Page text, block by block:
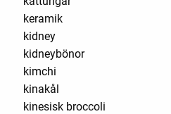
keramik
kidney
kidneybönor
kimchi
kinakål
kinesisk broccoli